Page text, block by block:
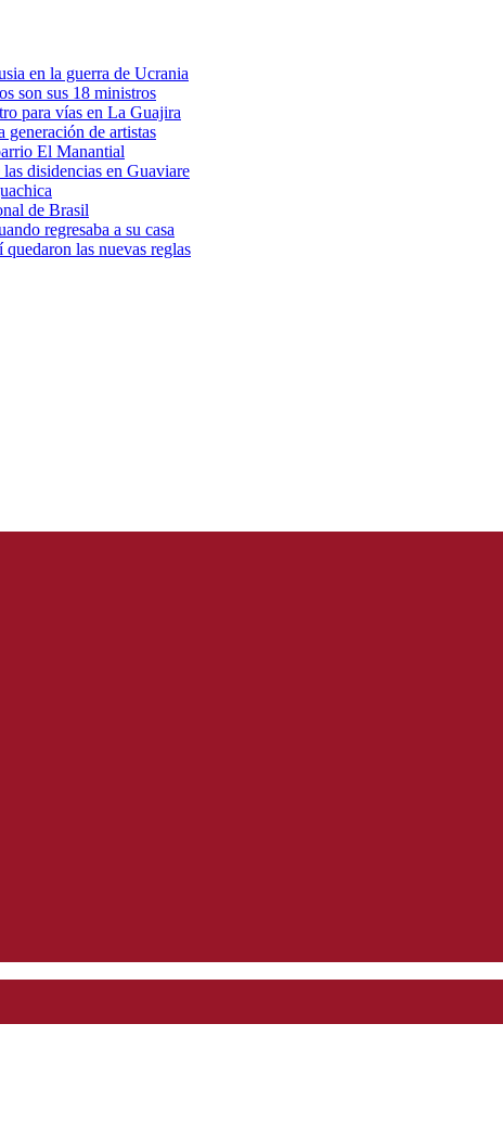
en la guerra de Ucrania
son sus 18 ministros
para vías en La Guajira
generación de artistas
El Manantial
disidencias en Guaviare
de Brasil
regresaba a su casa
las nuevas reglas